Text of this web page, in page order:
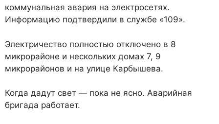
коммунальная авария на электросетях.
Информацию подтвердили в службе «109».
Электричество полностью отключено в 8
микрорайоне и нескольких домах 7, 9
микрорайонов и на улице Карбышева.
Когда дадут свет — пока не ясно. Аварийная
бригада работает.